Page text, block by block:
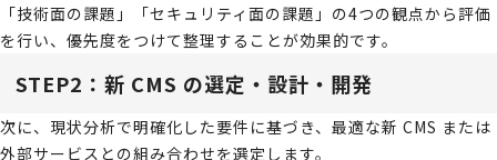
「技術面の課題」「セキュリティ面の課題」の4つの観点から評価
を行い、優先度をつけて整理することが効果的です。
STEP2：新 CMS の選定・設計・開発
次に、現状分析で明確化した要件に基づき、最適な新 CMS または
外部サービスとの組み合わせを選定します。